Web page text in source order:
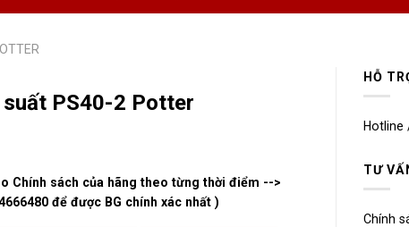
HỖ
Hotline
TƯ
Chính
suất PS40-2 Potter
Chính sách của hãng theo từng thời điểm -->
để được BG chính xác nhất )